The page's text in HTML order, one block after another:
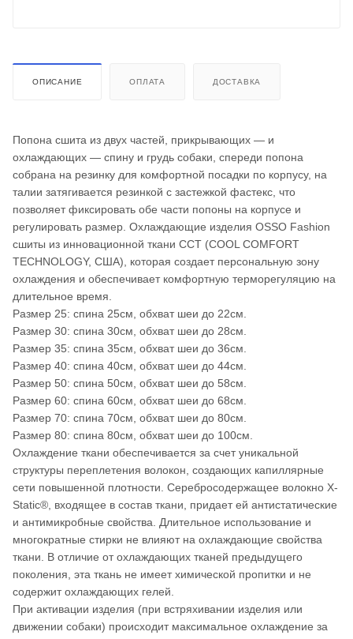
ОПИСАНИЕ ОПЛАТА ДОСТАВКА
Попона сшита из двух частей, прикрывающих ― и
охлаждающих ― спину и грудь собаки, спереди попона
собрана на резинку для комфортной посадки по корпусу, на
талии затягивается резинкой с застежкой фастекс, что
позволяет фиксировать обе части попоны на корпусе и
регулировать размер. Охлаждающие изделия OSSO Fashion
сшиты из инновационной ткани ССТ (COOL COMFORT
TECHNOLOGY, США), которая создает персональную зону
охлаждения и обеспечивает комфортную терморегуляцию на
длительное время.
Размер 25: спина 25см, обхват шеи до 22см.
Размер 30: спина 30см, обхват шеи до 28см.
Размер 35: спина 35см, обхват шеи до 36см.
Размер 40: спина 40см, обхват шеи до 44см.
Размер 50: спина 50см, обхват шеи до 58см.
Размер 60: спина 60см, обхват шеи до 68см.
Размер 70: спина 70см, обхват шеи до 80см.
Размер 80: спина 80см, обхват шеи до 100см.
Охлаждение ткани обеспечивается за счет уникальной
структуры переплетения волокон, создающих капиллярные
сети повышенной плотности. Серебросодержащее волокно X-
Static®, входящее в состав ткани, придает ей антистатические
и антимикробные свойства. Длительное использование и
многократные стирки не влияют на охлаждающие свойства
ткани. В отличие от охлаждающих тканей предыдущего
поколения, эта ткань не имеет химической пропитки и не
содержит охлаждающих гелей.
При активации изделия (при встряхивании изделия или
движении собаки) происходит максимальное охлаждение за